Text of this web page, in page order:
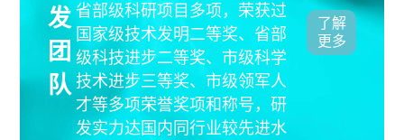
发
团
队
省部级科研项目多项，荣获过
国家级技术发明二等奖、省部
级科技进步二等奖、市级科学
技术进步三等奖、市级领军人
才等多项荣誉奖项和称号，研
发实力达国内同行业较先进水
了解
更多